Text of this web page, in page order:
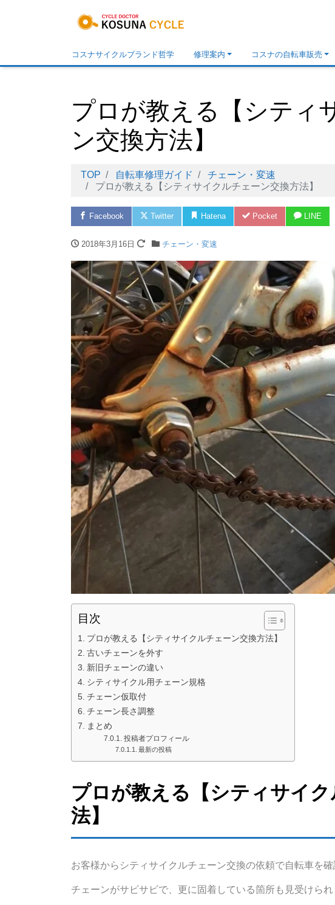
コスナサイクルブランド哲学 修理案内 コスナの自転車販売
プロが教える【シティ
ン交換方法】
TOP 自転車修理ガイド
チェーン・変速
プロが教える【シティサイクルチェーン交換方法】
Facebook Twitter Hatena Pocket LINE
2018年3月16日 チェーン・変速
目次
プロが教える【シティサイクルチェーン交換方法】
古いチェーンを外す
新旧チェーンの違い
シティサイクル用チェーン規格
チェーン仮取付
チェーン長さ調整
まとめ
投稿者プロフィール
最新の投稿
プロが教える【シティサイ
法】
お客様からシティサイクルチェーン交換の依頼で自転車を
チェーンがサビサビで、更に固着している箇所も見受けら